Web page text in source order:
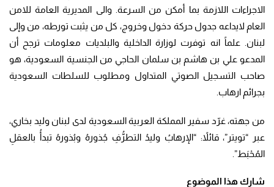
الاجراءات اللازمة بما أمكن من السرعة. والى المديرية العامة للامن
العام لايداعه جدول حركة دخول وخروج، كل من يثبت تورطه، من وإلى
لبنان. علماً انه توفرت لوزارة الداخلية والبلديات معلومات ترجح أن
المدعو علي بن هاشم بن سلمان الحاجي من الجنسية السعودية، هو
صاحب التسجيل الصوتي المتداول ومطلوب للسلطات السعودية
بجرائم ارهاب.
من جهته، غرّد سفير المملكة العربية السعودية لدى لبنان وليد بخاري،
عبر “تويتر”، قائلاً: “الإرهابُ وليدُ التطرُّفِ جُذورهُ وبُذورهُ تبدأُ بالعقلِ
المُحْبَط”.
شارك هذا الموضوع